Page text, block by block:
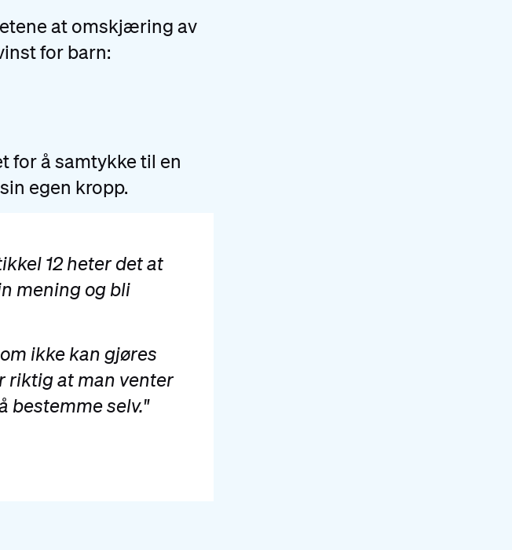
at omskjæring av
for barn:
for å samtykke til en
egen kropp.
12 heter det at
mening og bli
ikke kan gjøres
riktig at man venter
bestemme selv."